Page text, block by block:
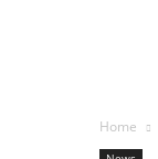
Home